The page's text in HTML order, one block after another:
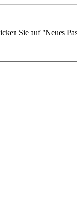
Sie auf "Neues